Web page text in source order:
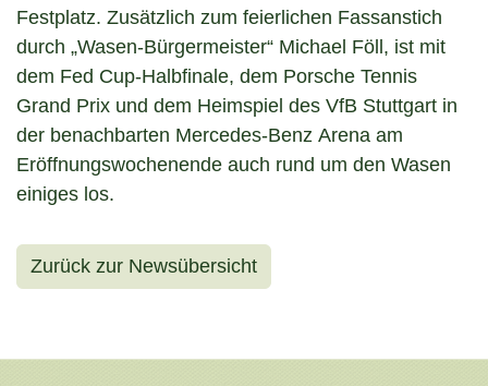
Festplatz. Zusätzlich zum feierlichen Fassanstich
durch „Wasen-Bürgermeister“ Michael Föll, ist mit
dem Fed Cup-Halbfinale, dem Porsche Tennis
Grand Prix und dem Heimspiel des VfB Stuttgart in
der benachbarten Mercedes-Benz Arena am
Eröffnungswochenende auch rund um den Wasen
einiges los.
Zurück zur Newsübersicht